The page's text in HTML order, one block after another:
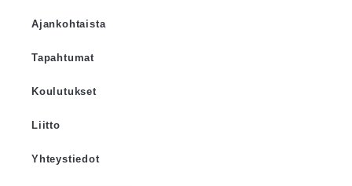
Ajankohtaista
Tapahtumat
Koulutukset
Liitto
Yhteystiedot